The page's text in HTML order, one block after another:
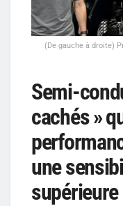
(De gauche à droite)
Semi-
cachés »
une
supérieure